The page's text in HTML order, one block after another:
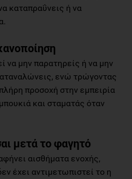
καταπραΰνεις ή να
να μην παρατηρείς ή να μην
ενώ τρώγοντας
προσοχή στην εμπειρία
και σταματάς όταν
μετά το φαγητό
αισθήματα ενοχής,
έχει αντιμετωπιστεί το η